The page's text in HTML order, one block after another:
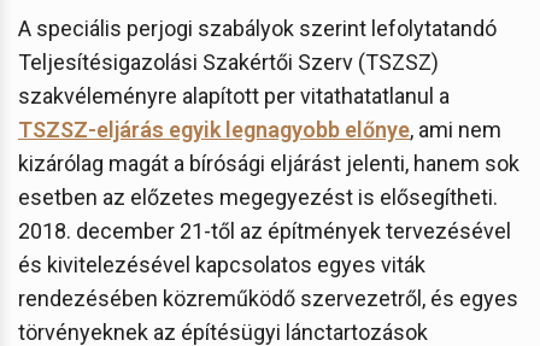
A speciális perjogi szabályok szerint lefolytatandó
Teljesítésigazolási Szakértői Szerv (TSZSZ)
szakvéleményre alapított per vitathatatlanul a
TSZSZ-eljárás egyik legnagyobb előnye, ami nem
kizárólag magát a bírósági eljárást jelenti, hanem sok
esetben az előzetes megegyezést is elősegítheti.
2018. december 21-től az építmények tervezésével
és kivitelezésével kapcsolatos egyes viták
rendezésében közreműködő szervezetről, és egyes
törvényeknek az építésügyi lánctartozások